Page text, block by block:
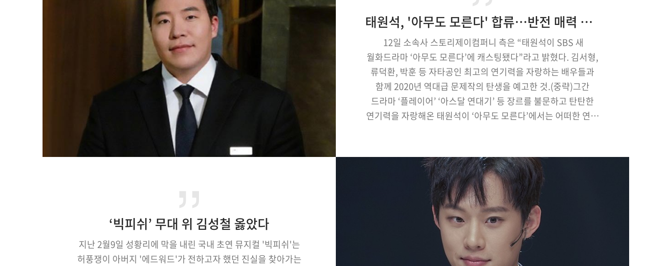
태원석, '아무도 모른다' 합류…반전 매력 예고[공식]
12일 소속사 스토리제이컴퍼니 측은 “태원석이 SBS 새
월화드라마 ‘아무도 모른다’에 캐스팅됐다”라고 밝혔다. 김서형,
류덕환, 박훈 등 자타공인 최고의 연기력을 자랑하는 배우들과
함께 2020년 역대급 문제작의 탄생을 예고한 것.(중략)그간
드라마 ‘플레이어’ ‘아스달 연대기’ 등 장르를 불문하고 탄탄한
연기력을 자랑해온 태원석이 ‘아무도 모른다’에서는 어떠한 연기
김선우기자 http://ww…
‘빅피쉬’ 무대 위 김성철 옳았다
지난 2월9일 성황리에 막을 내린 국내 초연 뮤지컬 '빅피쉬'는
허풍쟁이 아버지 '에드워드'가 전하고자 했던 진실을 찾아가는